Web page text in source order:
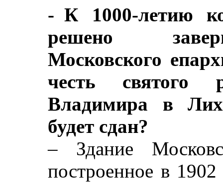
- К 1000-летию
решено
Московского
честь святого
Владимира в
будет сдан?
– Здание
построенное в 1902